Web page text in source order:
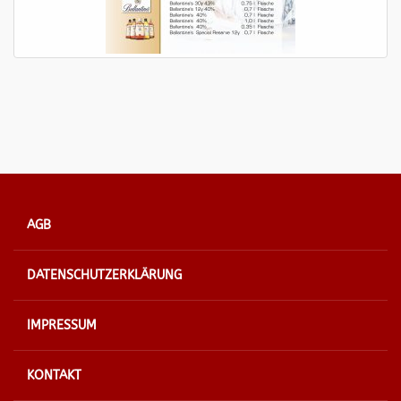
AGB
DATENSCHUTZERKLÄRUNG
IMPRESSUM
KONTAKT